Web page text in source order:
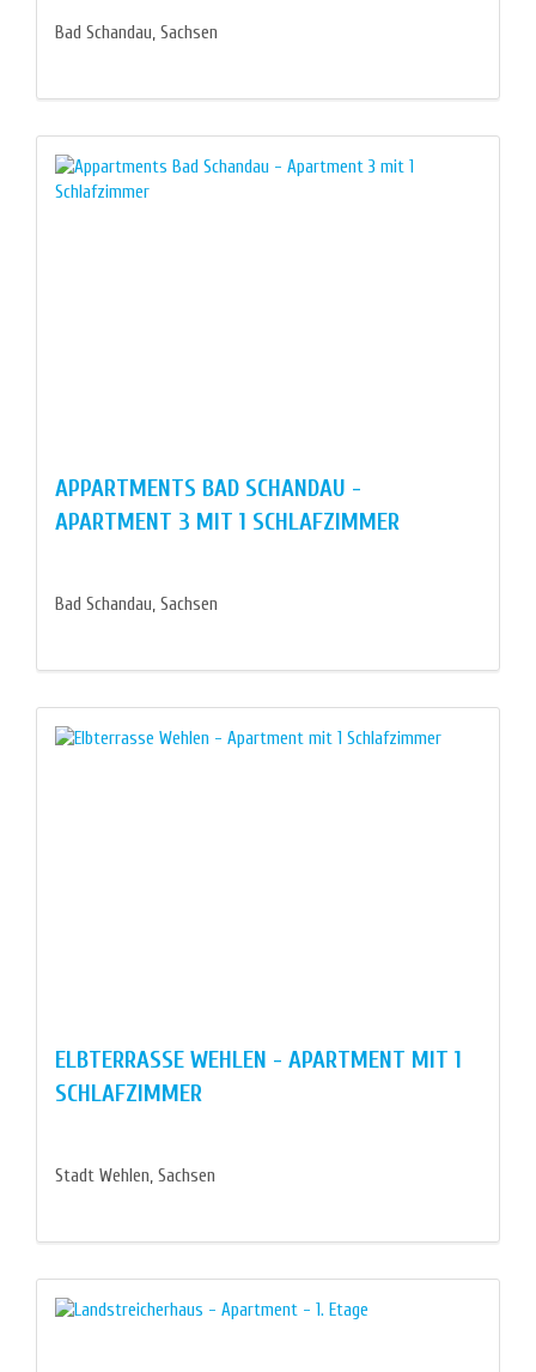
Bad Schandau, Sachsen
APPARTMENTS BAD SCHANDAU -
APARTMENT 3 MIT 1 SCHLAFZIMMER
Bad Schandau, Sachsen
ELBTERRASSE WEHLEN - APARTMENT MIT 1
SCHLAFZIMMER
Stadt Wehlen, Sachsen